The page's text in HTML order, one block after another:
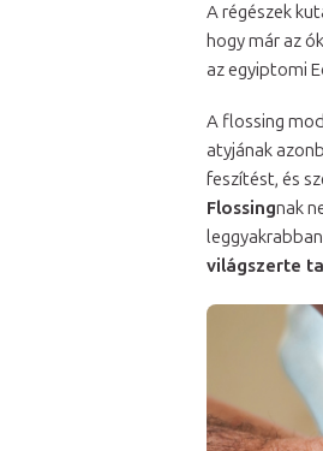
A régészek
hogy már az
az egyiptomi
A flossing
atyjának
feszítést, és
Flossingnak
leggyakrabban
világszerte